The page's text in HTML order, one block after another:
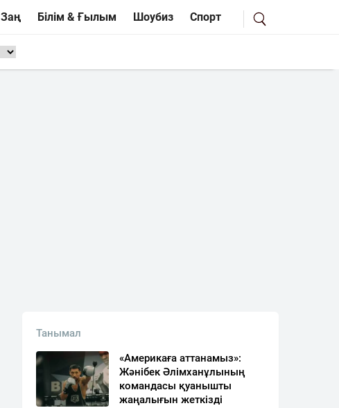
Заң Білім & Ғылым Шоубиз Спорт
Танымал
«Америкаға аттанамыз»:
Жәнібек Әлімханұлының
командасы қуанышты
жаңалығын жеткізді